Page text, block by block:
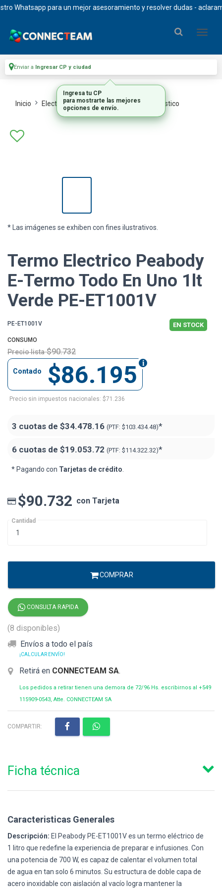
Whatsapp para un mejor asesoramiento y resolver dudas -
Enviar a Ingresar CP y ciudad
Inicio Electrodomesticos Peq Electrodomestico
* Las imágenes se exhiben con fines ilustrativos.
Termo Electrico Peabody
E-Termo Todo En Uno 1lt
Verde PE-ET1001V
PE-ET1001V EN STOCK
CONSUMO
Precio lista $90.732
$86.195
Contado
Precio sin impuestos nacionales: $71.236
3 cuotas de $34.478.16 (PTF: $103.434.48)*
6 cuotas de $19.053.72 (PTF: $114.322.32)*
* Pagando con Tarjetas de crédito.
$90.732 con Tarjeta
Cantidad
COMPRAR
CONSULTA RAPIDA
(8 disponibles)
Envíos a todo el país
¡CALCULAR ENVÍO!
Retirá en CONNECTEAM SA.
Los pedidos a retirar tienen una demora de 72/96 Hs. escribirnos al +549
115909-0543, Atte. CONNECTEAM SA
COMPARTIR:
Ficha técnica
Caracteristicas Generales
Descripción: El Peabody PE-ET1001V es un termo eléctrico de
1 litro que redefine la experiencia de preparar e infusiones. Con
una potencia de 700 W, es capaz de calentar el volumen total
de agua en tan solo 6 minutos. Su estructura de doble capa de
acero inoxidable con aislación al vacío logra mantener la
Ingresa tu CP
para mostrarte las mejores
opciones de envío.